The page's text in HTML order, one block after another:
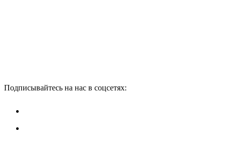
Подписывайтесь на нас в соцсетях: